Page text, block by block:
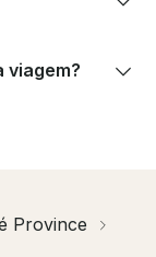
viagem?
Province